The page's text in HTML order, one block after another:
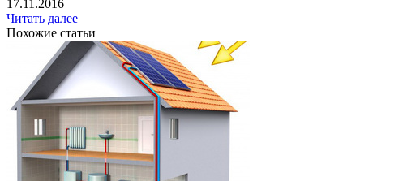
17.11.2016
Читать далее
Похожие статьи